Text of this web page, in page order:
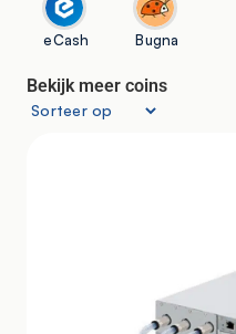
eCash Bugna
Bekijk meer coins